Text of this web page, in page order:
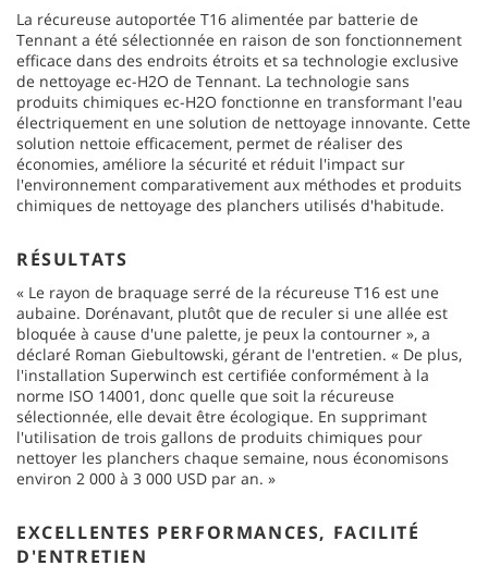
La récureuse autoportée T16 alimentée par batterie de
Tennant a été sélectionnée en raison de son fonctionnement
efficace dans des endroits étroits et sa technologie exclusive
de nettoyage ec-H2O de Tennant. La technologie sans
produits chimiques ec-H2O fonctionne en transformant l'eau
électriquement en une solution de nettoyage innovante. Cette
solution nettoie efficacement, permet de réaliser des
économies, améliore la sécurité et réduit l'impact sur
l'environnement comparativement aux méthodes et produits
chimiques de nettoyage des planchers utilisés d'habitude.
RÉSULTATS
« Le rayon de braquage serré de la récureuse T16 est une
aubaine. Dorénavant, plutôt que de reculer si une allée est
bloquée à cause d'une palette, je peux la contourner », a
déclaré Roman Giebultowski, gérant de l'entretien. « De plus,
l'installation Superwinch est certifiée conformément à la
norme ISO 14001, donc quelle que soit la récureuse
sélectionnée, elle devait être écologique. En supprimant
l'utilisation de trois gallons de produits chimiques pour
nettoyer les planchers chaque semaine, nous économisons
environ 2 000 à 3 000 USD par an. »
EXCELLENTES PERFORMANCES, FACILITÉ
D'ENTRETIEN